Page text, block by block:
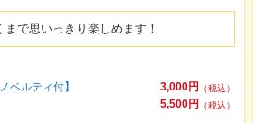
で思いっきり楽しめます！
3,000円
（税込）
ベルティ付】
5,500円
（税込）